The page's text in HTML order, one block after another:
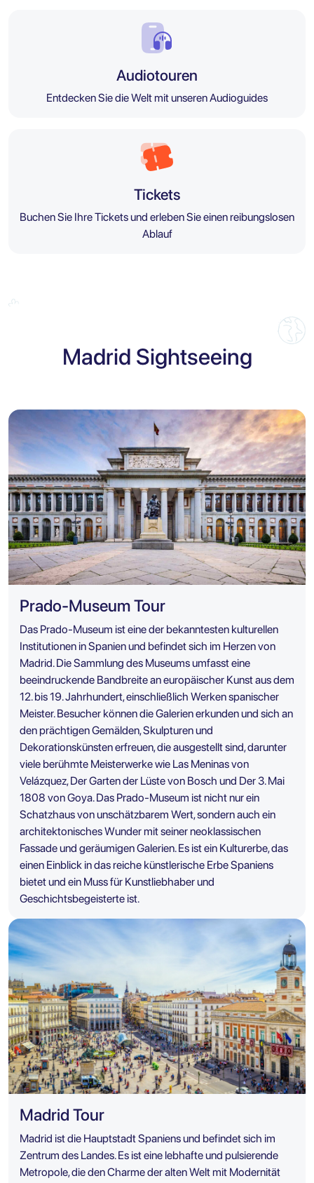
Audiotouren
Entdecken Sie die Welt mit unseren Audioguides
Tickets
Buchen Sie Ihre Tickets und erleben Sie einen reibungslosen
Ablauf
Madrid Sightseeing
Prado-Museum Tour
Das Prado-Museum ist eine der bekanntesten kulturellen
Institutionen in Spanien und befindet sich im Herzen von
Madrid. Die Sammlung des Museums umfasst eine
beeindruckende Bandbreite an europäischer Kunst aus dem
12. bis 19. Jahrhundert, einschließlich Werken spanischer
Meister. Besucher können die Galerien erkunden und sich an
den prächtigen Gemälden, Skulpturen und
Dekorationskünsten erfreuen, die ausgestellt sind, darunter
viele berühmte Meisterwerke wie Las Meninas von
Velázquez, Der Garten der Lüste von Bosch und Der 3. Mai
1808 von Goya. Das Prado-Museum ist nicht nur ein
Schatzhaus von unschätzbarem Wert, sondern auch ein
architektonisches Wunder mit seiner neoklassischen
Fassade und geräumigen Galerien. Es ist ein Kulturerbe, das
einen Einblick in das reiche künstlerische Erbe Spaniens
bietet und ein Muss für Kunstliebhaber und
Geschichtsbegeisterte ist.
Madrid Tour
Madrid ist die Hauptstadt Spaniens und befindet sich im
Zentrum des Landes. Es ist eine lebhafte und pulsierende
Metropole, die den Charme der alten Welt mit Modernität